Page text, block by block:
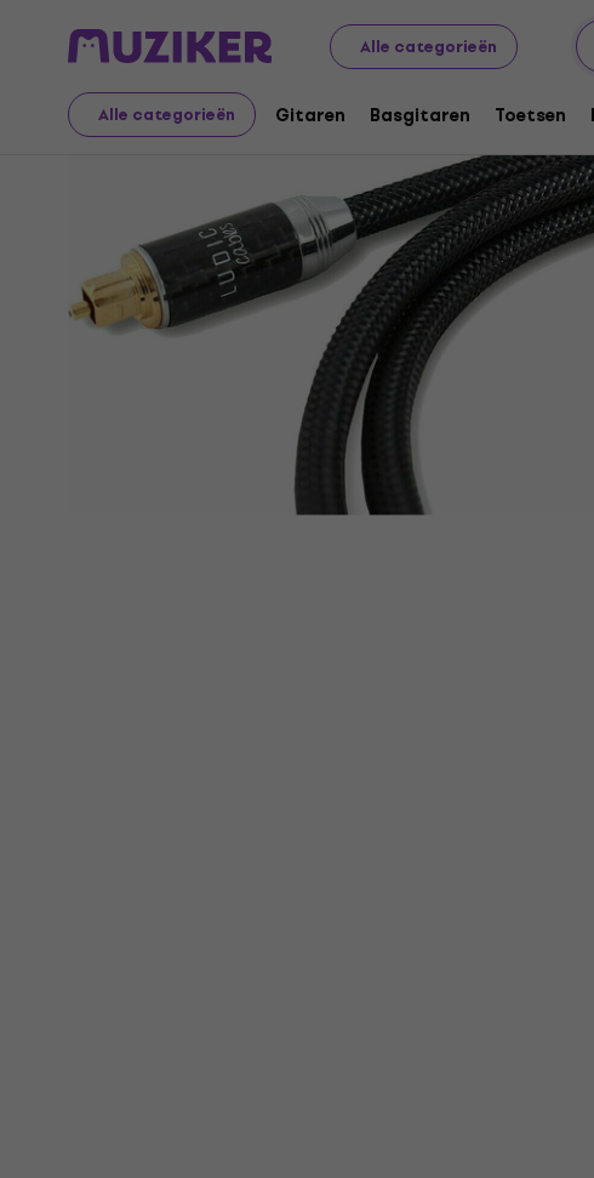
Alle categorieën
Alle categorieën Gitaren Basgitaren Toetsen
Audio Video Tech Hi-Fi Hi-Fi kabels Hi-Fi Optische kabels
Verkoop beëindigd